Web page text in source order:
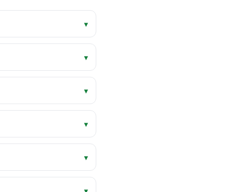
▾
▾
▾
▾
▾